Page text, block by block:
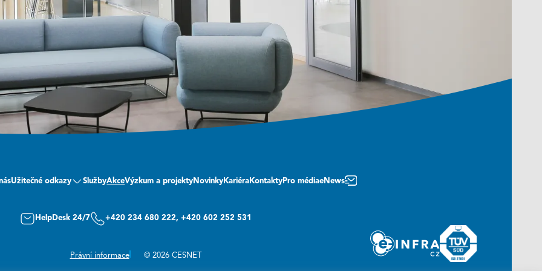
Užitečné odkazy SlužbyAkceVýzkum a projekty Novinky Kariéra Kontakty Pro médiaeNews
HelpDesk 24/7 +420 234 680 222, +420 602 252 531
Právní informace © 2026 CESNET